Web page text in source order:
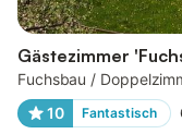
Gästezimmer
Fuchsbau /
10
Fantastisch